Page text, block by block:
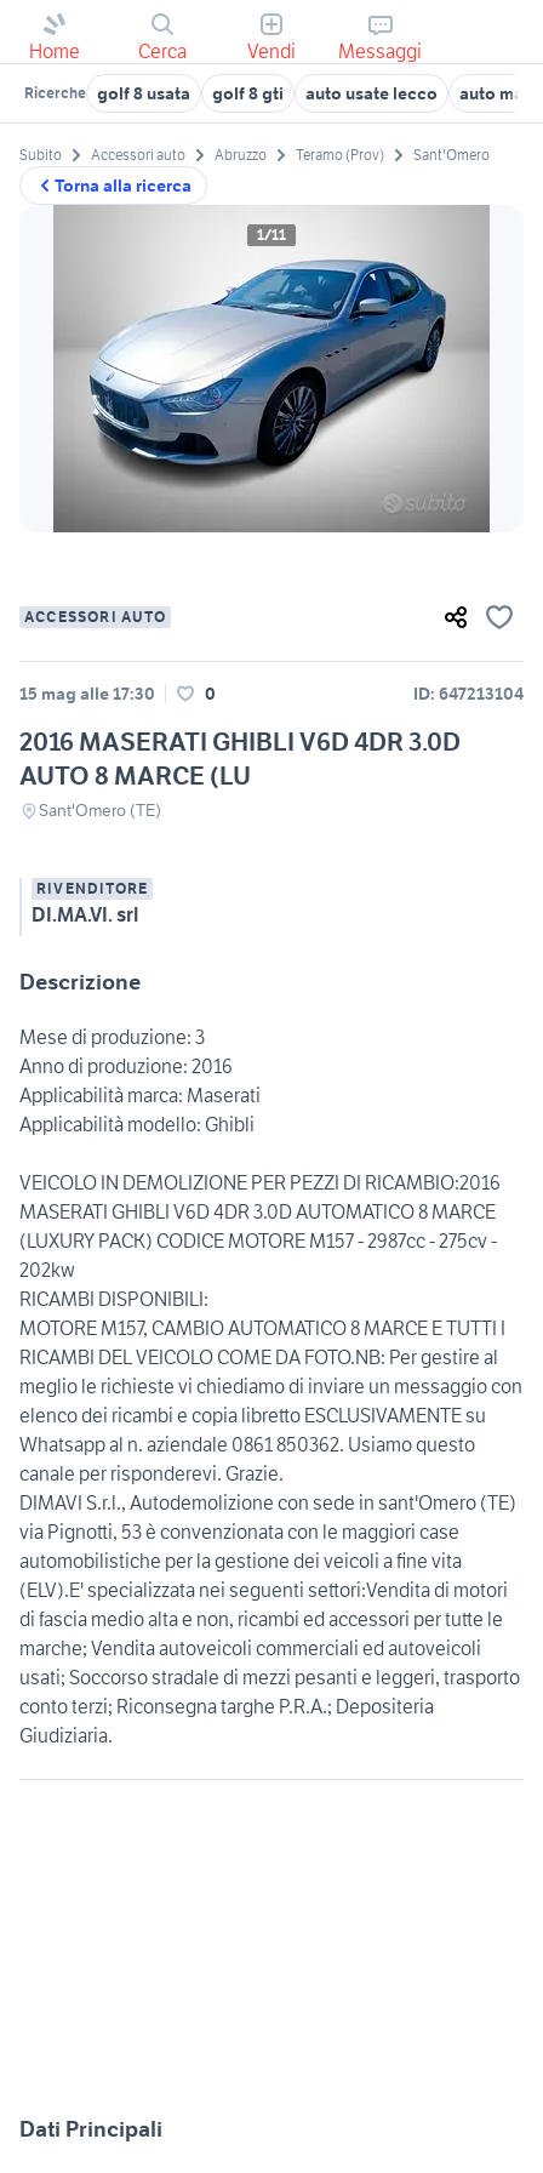
Home Cerca Vendi Messaggi
Ricerche golf 8 usata golf 8 gti auto usate lecco auto
Torna alla ricerca
Subito Accessori auto Abruzzo Teramo (Prov) Sant'Omero
1/11
ACCESSORI AUTO
15 mag alle 17:30 0 ID: 647213104
2016 MASERATI GHIBLI V6D 4DR 3.0D
AUTO 8 MARCE (LU
Sant'Omero (TE)
RIVENDITORE
DI.MA.VI. srl
Descrizione
Mese di produzione: 3
Anno di produzione: 2016
Applicabilità marca: Maserati
Applicabilità modello: Ghibli
VEICOLO IN DEMOLIZIONE PER PEZZI DI RICAMBIO:2016
MASERATI GHIBLI V6D 4DR 3.0D AUTOMATICO 8 MARCE
(LUXURY PACK) CODICE MOTORE M157 - 2987cc - 275cv -
202kw
RICAMBI DISPONIBILI:
MOTORE M157, CAMBIO AUTOMATICO 8 MARCE E TUTTI I
RICAMBI DEL VEICOLO COME DA FOTO.NB: Per gestire al
meglio le richieste vi chiediamo di inviare un messaggio con
elenco dei ricambi e copia libretto ESCLUSIVAMENTE su
Whatsapp al n. aziendale 0861 850362. Usiamo questo
canale per risponderevi. Grazie.
DIMAVI S.r.l., Autodemolizione con sede in sant'Omero (TE)
via Pignotti, 53 è convenzionata con le maggiori case
automobilistiche per la gestione dei veicoli a fine vita
(ELV).E' specializzata nei seguenti settori:Vendita di motori
di fascia medio alta e non, ricambi ed accessori per tutte le
marche; Vendita autoveicoli commerciali ed autoveicoli
usati; Soccorso stradale di mezzi pesanti e leggeri, trasporto
conto terzi; Riconsegna targhe P.R.A.; Depositeria
Giudiziaria.
Dati Principali